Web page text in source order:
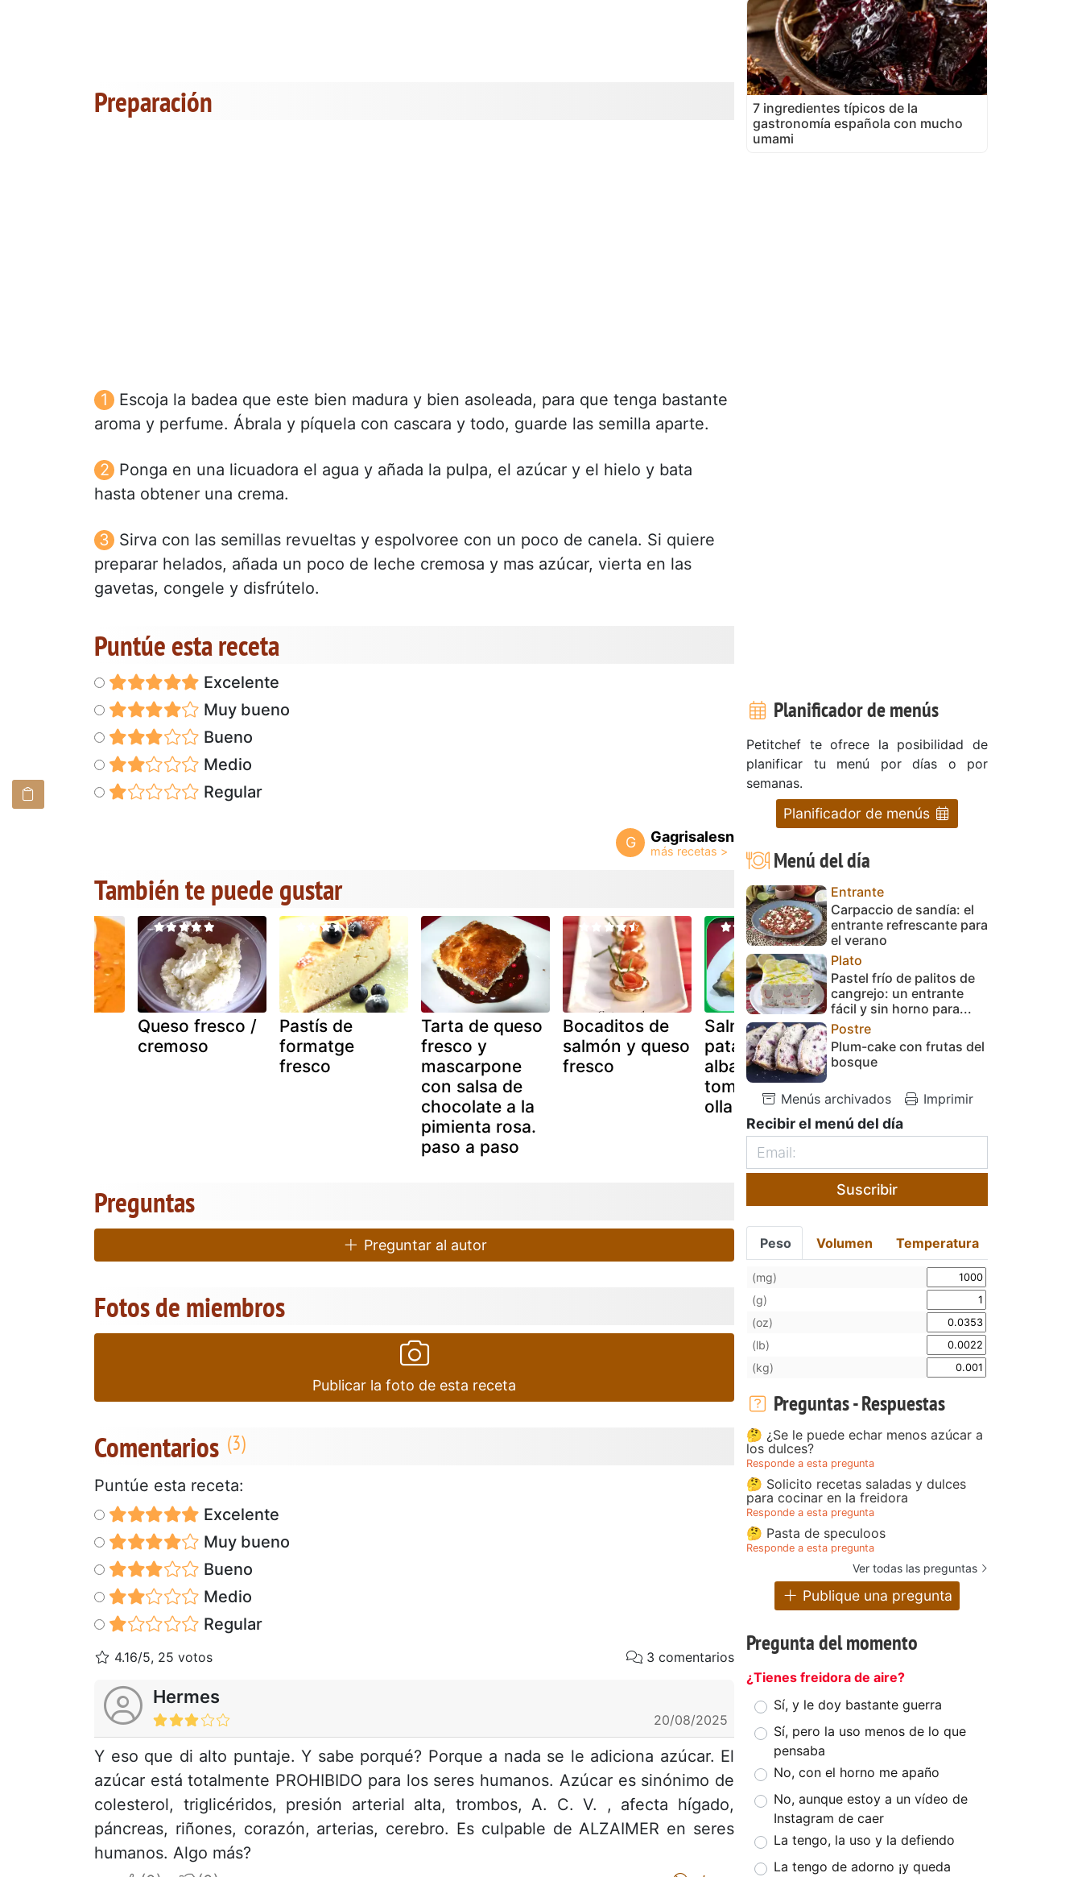
Preparación
Escoja la badea que este bien madura y bien asoleada, para que tenga bastante
aroma y perfume. Ábrala y píquela con cascara y todo, guarde las semilla aparte.
Ponga en una licuadora el agua y añada la pulpa, el azúcar y el hielo y bata
hasta obtener una crema.
Sirva con las semillas revueltas y espolvoree con un poco de canela. Si quiere
preparar helados, añada un poco de leche cremosa y mas azúcar, vierta en las
gavetas, congele y disfrútelo.
Puntúe esta receta
Excelente
Muy bueno
Bueno
Medio
Regular
G Gagrisalesn
También te puede gustar
Queso fresco /
cremoso
Pastís de
formatge
fresco
Tarta de queso
fresco y
mascarpone
con salsa de
chocolate a la
pimienta rosa.
paso a paso
Bocaditos de
salmón y queso
fresco
Salmón con
patatas
albahaca y
tomillo fresco
olla gm d
Canapés de
trucha y queso
fresco con
Preguntas
Preguntar al autor
Fotos de miembros
Publicar la foto de esta receta
Comentarios
Puntúe esta receta:
Excelente
Muy bueno
Bueno
Medio
Regular
4.16/5, 25 votos 3 comentarios
Hermes
20/08/2025
Y eso que di alto puntaje. Y sabe porqué? Porque a nada se le adiciona azúcar. El
azúcar está totalmente PROHIBIDO para los seres humanos. Azúcar es sinónimo de
colesterol, triglicéridos, presión arterial alta, trombos, A. C. V. , afecta hígado,
páncreas, riñones, corazón, arterias, cerebro. Es culpable de ALZAIMER en seres
humanos. Algo más?
7 ingredientes típicos de la
gastronomía española con mucho
umami
Planificador de menús
Petitchef te ofrece la posibilidad de
planificar tu menú por días o por
semanas.
Planificador de menús
Menú del día
Entrante
Carpaccio de sandía: el
entrante refrescante para
el verano
Plato
Pastel frío de palitos de
cangrejo: un entrante
fácil y sin horno para...
Postre
Plum-cake con frutas del
bosque
Menús archivados Imprimir
Recibir el menú del día
Suscribir
Peso Volumen Temperatura
(mg)
(g)
(oz)
(lb)
(kg)
Preguntas - Respuestas
🤔 ¿Se le puede echar menos azúcar a
los dulces?
Responde a esta pregunta
🤔 Solicito recetas saladas y dulces
para cocinar en la freidora
Responde a esta pregunta
🤔 Pasta de speculoos
Responde a esta pregunta
Ver todas las preguntas
Publique una pregunta
Pregunta del momento
¿Tienes freidora de aire?
Sí, y le doy bastante guerra
Sí, pero la uso menos de lo que
pensaba
No, con el horno me apaño
No, aunque estoy a un vídeo de
Instagram de caer
La tengo, la uso y la defiendo
La tengo de adorno ¡y queda